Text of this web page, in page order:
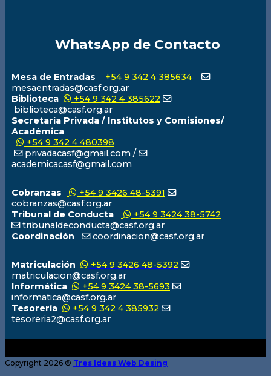
WhatsApp de Contacto
Mesa de Entradas
+54 9 342 4 385634
mesaentradas@casf.org.ar
Biblioteca
+54 9 342 4 385622
biblioteca@casf.org.ar
Secretaría Privada / Institutos y Comisiones/
Académica
+54 9 342 4 480398
privadacasf@gmail.com /
academicacasf@gmail.com
Cobranzas
+54 9 3426 48-5391
cobranzas@casf.org.ar
Tribunal de Conducta
+54 9 3424 38-5742
tribunaldeconducta@casf.org.ar
Coordinación
coordinacion@casf.org.ar
Matriculación
+54 9 3426 48-5392
matriculacion@casf.org.ar
Informática
+54 9 3424 38-5693
informatica@casf.org.ar
Tesorería
+54 9 342 4 385932
tesoreria2@casf.org.ar
Copyright 2026 © Tres Ideas Web Desing